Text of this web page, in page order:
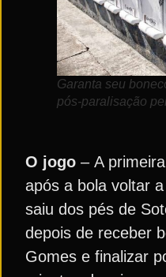
Garanta seu
pós-paralisação
O jogo – A
após a bola voltar
saiu dos pés de
depois de receber
Gomes e finalizar